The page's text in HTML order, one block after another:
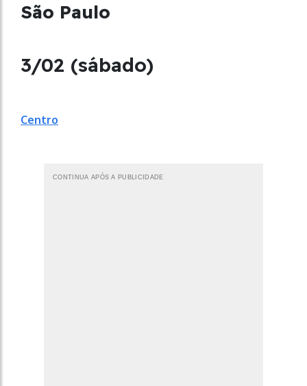
São Paulo
3/02 (sábado)
Centro
CONTINUA APÓS A PUBLICIDADE